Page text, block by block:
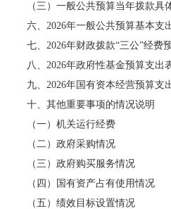
（三）一般公共预算当年拨款具
六、2026年一般公共预算基本支
七、2026年财政拨款“三公”经费
八、2026年政府性基金预算支出
九、2026年国有资本经营预算支
十、其他重要事项的情况说明
（一）机关运行经费
（二）政府采购情况
（三）政府购买服务情况
（四）国有资产占有使用情况
（五）绩效目标设置情况